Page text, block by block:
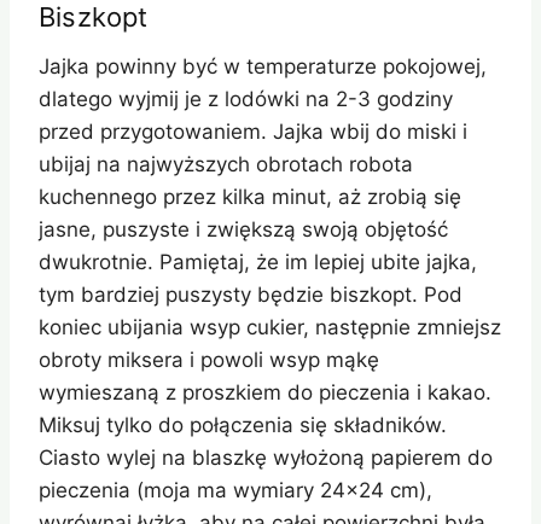
Biszkopt
Jajka powinny być w temperaturze pokojowej,
dlatego wyjmij je z lodówki na 2-3 godziny
przed przygotowaniem. Jajka wbij do miski i
ubijaj na najwyższych obrotach robota
kuchennego przez kilka minut, aż zrobią się
jasne, puszyste i zwiększą swoją objętość
dwukrotnie. Pamiętaj, że im lepiej ubite jajka,
tym bardziej puszysty będzie biszkopt. Pod
koniec ubijania wsyp cukier, następnie zmniejsz
obroty miksera i powoli wsyp mąkę
wymieszaną z proszkiem do pieczenia i kakao.
Miksuj tylko do połączenia się składników.
Ciasto wylej na blaszkę wyłożoną papierem do
pieczenia (moja ma wymiary 24×24 cm),